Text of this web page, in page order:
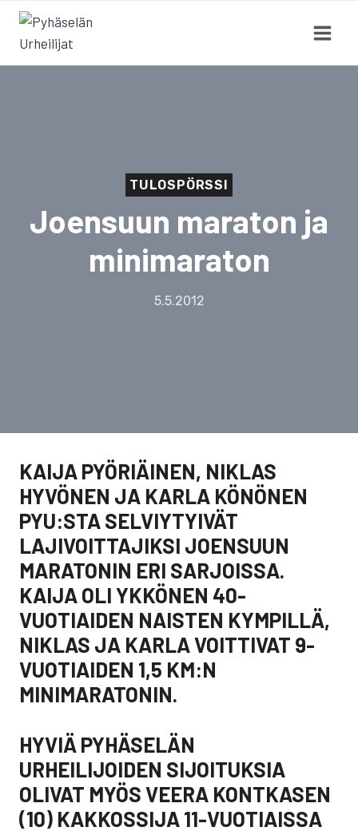
Siirry
sisältöön
TULOSPÖRSSI
Joensuun maraton ja
minimaraton
5.5.2012
KAIJA PYÖRIÄINEN, NIKLAS
HYVÖNEN JA KARLA KÖNÖNEN
PYU:STA SELVIYTYIVÄT
LAJIVOITTAJIKSI JOENSUUN
MARATONIN ERI SARJOISSA.
KAIJA OLI YKKÖNEN 40-
VUOTIAIDEN NAISTEN KYMPILLÄ,
NIKLAS JA KARLA VOITTIVAT 9-
VUOTIAIDEN 1,5 KM:N
MINIMARATONIN.
HYVIÄ PYHÄSELÄN
URHEILIJOIDEN SIJOITUKSIA
OLIVAT MYÖS VEERA KONTKASEN
(10) KAKKOSSIJA 11-VUOTIAISSA